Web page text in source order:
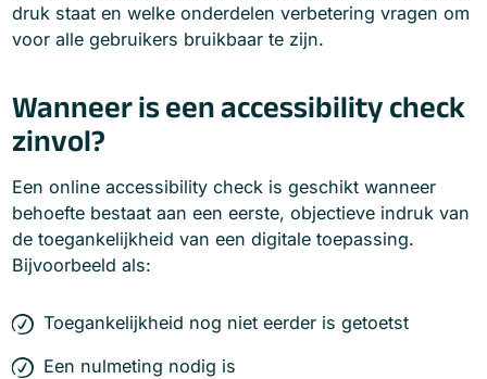
druk staat en welke onderdelen verbetering vragen om
voor alle gebruikers bruikbaar te zijn.
Wanneer is een accessibility check
zinvol?
Een online accessibility check is geschikt wanneer
behoefte bestaat aan een eerste, objectieve indruk van
de toegankelijkheid van een digitale toepassing.
Bijvoorbeeld als:
Toegankelijkheid nog niet eerder is getoetst
Een nulmeting nodig is